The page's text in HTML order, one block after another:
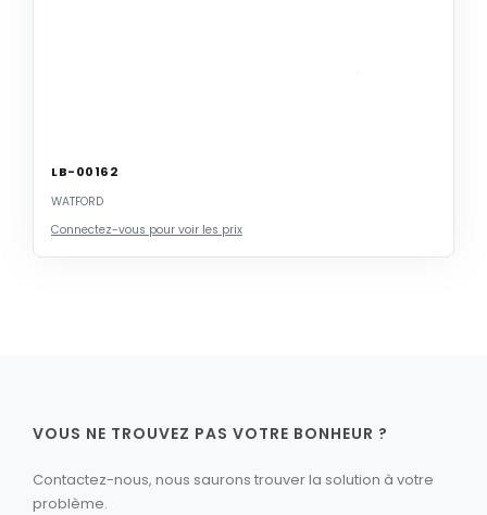
LB-00162
WATFORD
Connectez-vous pour voir les prix
VOUS NE TROUVEZ PAS VOTRE BONHEUR ?
Contactez-nous, nous saurons trouver la solution à votre
problème.